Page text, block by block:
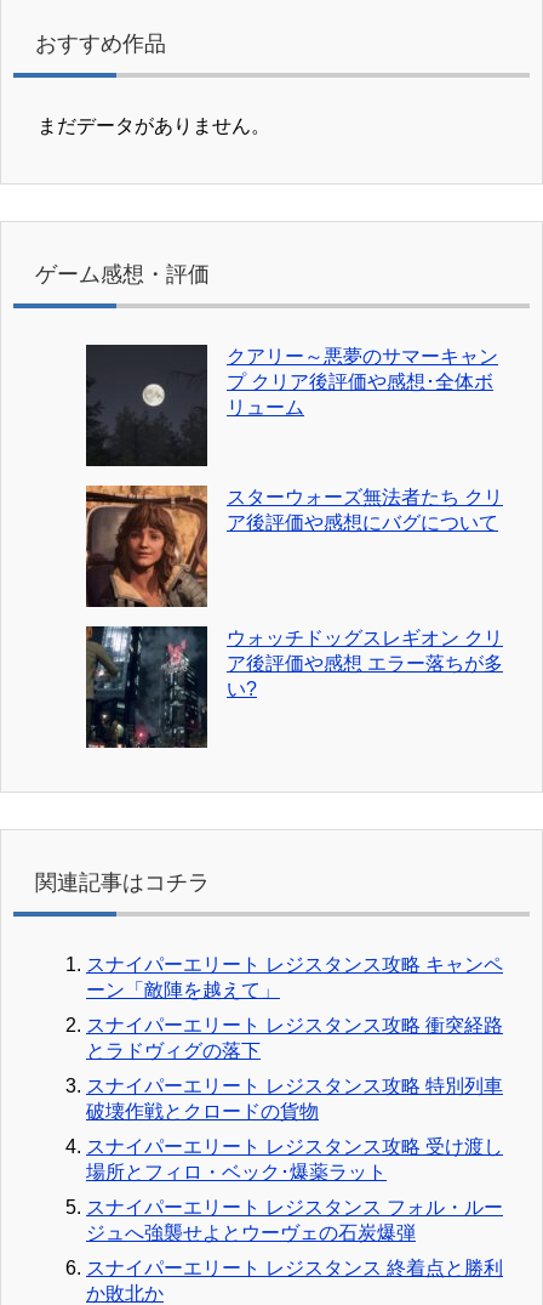
おすすめ作品
まだデータがありません。
ゲーム感想・評価
クアリー～悪夢のサマーキャン
プ クリア後評価や感想･全体ボ
リューム
スターウォーズ無法者たち クリ
ア後評価や感想にバグについて
ウォッチドッグスレギオン クリ
ア後評価や感想 エラー落ちが多
い?
関連記事はコチラ
スナイパーエリート レジスタンス攻略 キャンペ
ーン「敵陣を越えて」
スナイパーエリート レジスタンス攻略 衝突経路
とラドヴィグの落下
スナイパーエリート レジスタンス攻略 特別列車
破壊作戦とクロードの貨物
スナイパーエリート レジスタンス攻略 受け渡し
場所とフィロ・ベック･爆薬ラット
スナイパーエリート レジスタンス フォル・ルー
ジュへ強襲せよとウーヴェの石炭爆弾
スナイパーエリート レジスタンス 終着点と勝利
か敗北か